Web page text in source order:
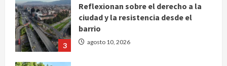
3
Reflexionan sobre el derecho a la
ciudad y la resistencia desde el
barrio
agosto 10, 2026